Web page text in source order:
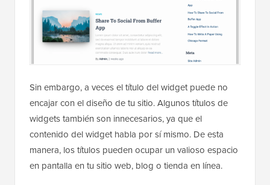
Sin embargo, a veces el título del widget puede no
encajar con el diseño de tu sitio. Algunos títulos de
widgets también son innecesarios, ya que el
contenido del widget habla por sí mismo. De esta
manera, los títulos pueden ocupar un valioso espacio
en pantalla en tu sitio web, blog o tienda en línea.